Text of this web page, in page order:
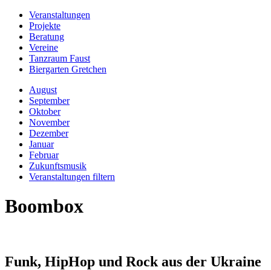
Veranstaltungen
Projekte
Beratung
Vereine
Tanzraum Faust
Biergarten Gretchen
August
September
Oktober
November
Dezember
Januar
Februar
Zukunftsmusik
Veranstaltungen filtern
Boombox
Funk, HipHop und Rock aus der Ukraine